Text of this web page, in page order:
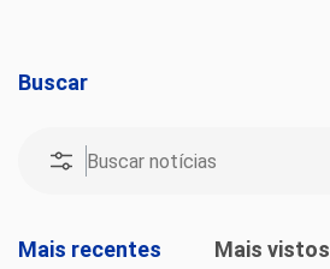
Buscar
Mais recentes Mais vistos